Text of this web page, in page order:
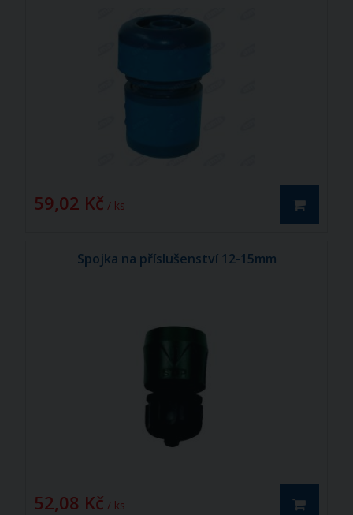
59,02 Kč / ks
Spojka na příslušenství 12-15mm
52,08 Kč / ks